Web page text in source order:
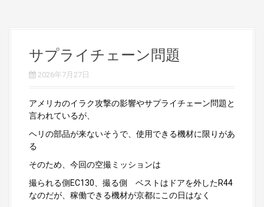
サプライチェーン問題
2026年7月27日
アメリカのイラク攻撃の影響やサプライチェーン問題と
言われているが、
ヘリの部品が来ないそうで、使用できる機材に限りがあ
る
そのため、今回の空撮ミッションは
撮られる側EC130、撮る側 ベストはドアを外したR44
なのだが、稼働できる機材が京都にこの日はなく